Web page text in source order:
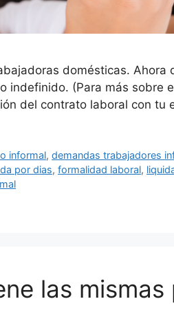
domésticas.
(Para más sobre
del contrato laboral con tu
informal,demandas trabajadores
por dias, formalidad laboral,
las mismas